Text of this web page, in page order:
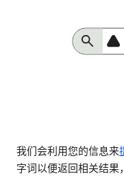
我们会利用您的信息来
字词以便返回相关结果